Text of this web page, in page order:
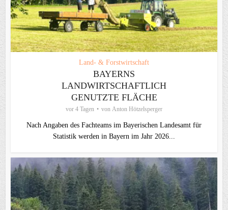
Land- & Forstwirtschaft
BAYERNS
LANDWIRTSCHAFTLICH
GENUTZTE FLÄCHE
vor 4 Tagen von Anton Hötzelsperger
Nach Angaben des Fachteams im Bayerischen Landesamt für
Statistik werden in Bayern im Jahr 2026...